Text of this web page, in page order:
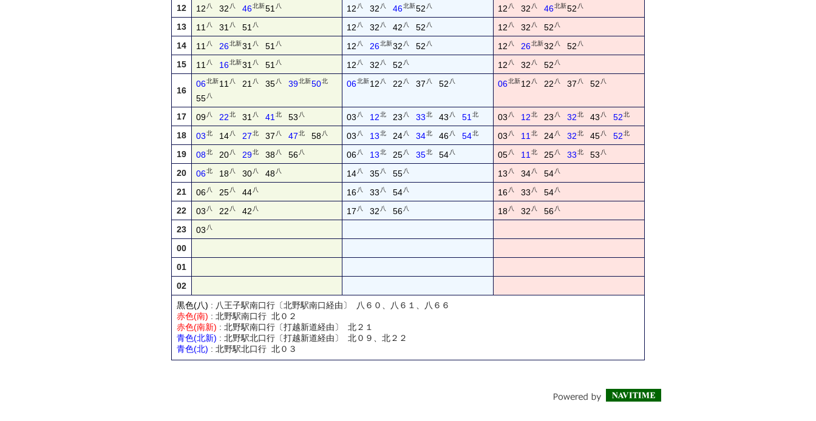
12 12 八 32 八 46北新51 八 12 八 32 八 46北新52 八 12 八 32 八 46北新52 八
13 11 八 31 八 51 八 12 八 32 八 42 八 52 八 12 八 32 八 52 八
14 11 八 26北新31 八 51 八 12 八 26北新32 八 52 八 12 八 26北新32 八 52 八
15 11 八 16北新31 八 51 八 12 八 32 八 52 八 12 八 32 八 52 八
16
06北新11 八 21 八 35 八 39北新50北
55 八
06北新12 八 22 八 37 八 52 八 06北新12 八 22 八 37 八 52 八
17 09 八 22北 31 八 41 北 53 八 03 八 12北 23 八 33北 43 八 51 北 03 八 12北 23 八 32北 43 八 52北
18 03北 14 八 27北 37 八 47北 58 八 03 八 13北 24 八 34北 46 八 54北 03 八 11 北 24 八 32北 45 八 52北
19 08北 20 八 29北 38 八 56 八 06 八 13北 25 八 35北 54 八 05 八 11 北 25 八 33北 53 八
20 06北 18 八 30 八 48 八 14 八 35 八 55 八 13 八 34 八 54 八
21 06 八 25 八 44 八 16 八 33 八 54 八 16 八 33 八 54 八
22 03 八 22 八 42 八 17 八 32 八 56 八 18 八 32 八 56 八
23 03 八
00
01
02
黒色(八) : 八王子駅南口行〔北野駅南口経由〕 八６０、八６１、八６６
赤色(南) : 北野駅南口行 北０２
赤色(南新) : 北野駅南口行〔打越新道経由〕 北２１
青色(北新) : 北野駅北口行〔打越新道経由〕 北０９、北２２
青色(北) : 北野駅北口行 北０３